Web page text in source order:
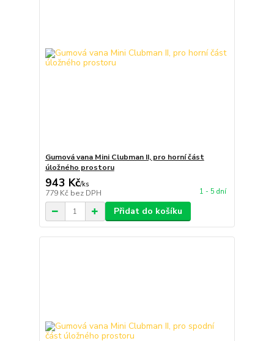
Gumová vana Mini Clubman II, pro horní část
úložného prostoru
943 Kč/ks
779 Kč bez DPH 1 - 5 dní
Přidat do košíku